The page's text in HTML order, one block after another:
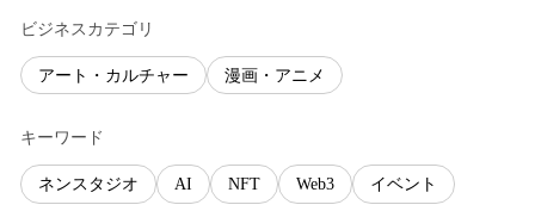
ビジネスカテゴリ
アート・カルチャー 漫画・アニメ
キーワード
ネンスタジオ AI NFT Web3 イベント